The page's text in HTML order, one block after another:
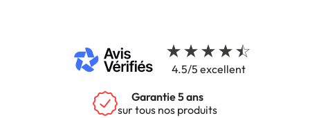
4.5/5 excellent
Garantie 5 ans
sur tous nos produits